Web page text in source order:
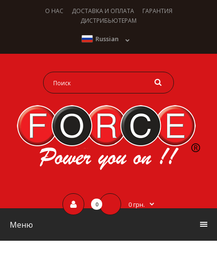
О НАС ДОСТАВКА И ОПЛАТА
ГАРАНТИЯ
ДИСТРИБЬЮТЕРАМ
Russian
0 0 грн.
Меню